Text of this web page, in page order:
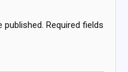
published. Required fields